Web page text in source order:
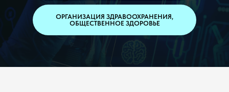
ОРГАНИЗАЦИЯ ЗДРАВООХРАНЕНИЯ,
ОБЩЕСТВЕННОЕ ЗДОРОВЬЕ